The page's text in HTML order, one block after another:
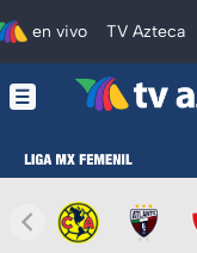
en vivo TV Azteca